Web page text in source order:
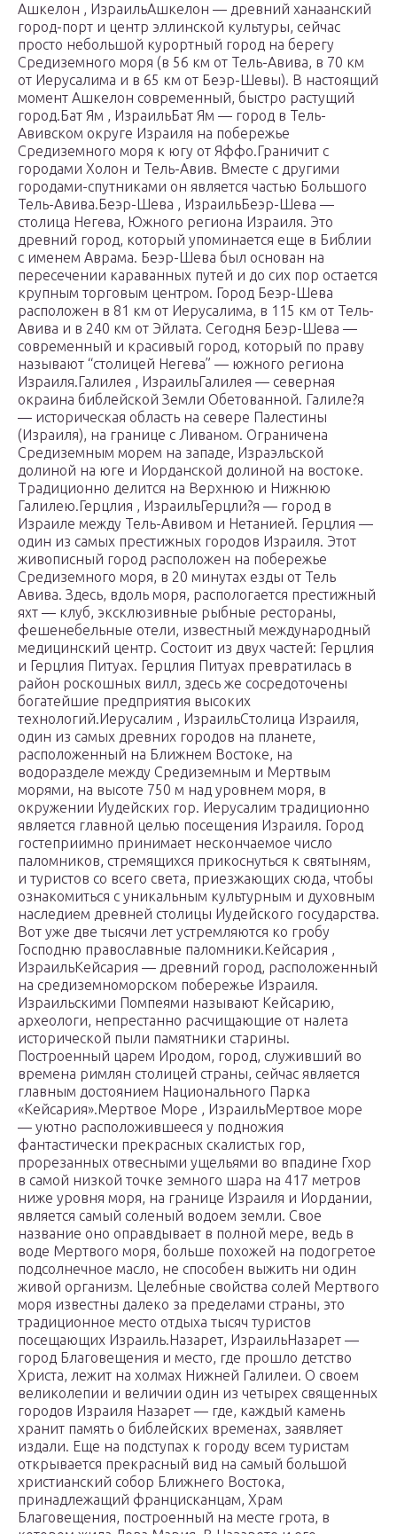
Ашкелон , ИзраильАшкелон — древний ханаанский
город-порт и центр эллинской культуры, сейчас
просто небольшой курортный город на берегу
Средиземного моря (в 56 км от Тель-Авива, в 70 км
от Иерусалима и в 65 км от Беэр-Шевы). В настоящий
момент Ашкелон современный, быстро растущий
город.Бат Ям , ИзраильБат Ям — город в Тель-
Авивском округе Израиля на побережье
Средиземного моря к югу от Яффо.Граничит с
городами Холон и Тель-Авив. Вместе с другими
городами-спутниками он является частью Большого
Тель-Авива.Беэр-Шева , ИзраильБеэр-Шева —
столица Негева, Южного региона Израиля. Это
древний город, который упоминается еще в Библии
с именем Аврама. Беэр-Шева был основан на
пересечении караванных путей и до сих пор остается
крупным торговым центром. Город Беэр-Шева
расположен в 81 км от Иерусалима, в 115 км от Тель-
Авива и в 240 км от Эйлата. Сегодня Беэр-Шева —
современный и красивый город, который по праву
называют “столицей Негева” — южного региона
Израиля.Галилея , ИзраильГалилея — северная
окраина библейской Земли Обетованной. Галиле?я
— историческая область на севере Палестины
(Израиля), на границе с Ливаном. Ограничена
Средиземным морем на западе, Израэльской
долиной на юге и Иорданской долиной на востоке.
Традиционно делится на Верхнюю и Нижнюю
Галилею.Герцлия , ИзраильГерцли?я — город в
Израиле между Тель-Авивом и Нетанией. Герцлия —
один из самых престижных городов Израиля. Этот
живописный город расположен на побережье
Средиземного моря, в 20 минутах езды от Тель
Авива. Здесь, вдоль моря, распологается престижный
яхт — клуб, эксклюзивные рыбные рестораны,
фешенебельные отели, известный международный
медицинский центр. Состоит из двух частей: Герцлия
и Герцлия Питуах. Герцлия Питуах превратилась в
район роскошных вилл, здесь же сосредоточены
богатейшие предприятия высоких
технологий.Иерусалим , ИзраильCтолица Израиля,
один из самых древних городов на планете,
расположенный на Ближнем Востоке, на
водоразделе между Средиземным и Мертвым
морями, на высоте 750 м над уровнем моря, в
окружении Иудейских гор. Иерусалим традиционно
является главной целью посещения Израиля. Город
гостеприимно принимает нескончаемое число
паломников, стремящихся прикоснуться к святыням,
и туристов со всего света, приезжающих сюда, чтобы
ознакомиться с уникальным культурным и духовным
наследием древней столицы Иудейского государства.
Вот уже две тысячи лет устремляются ко гробу
Господню православные паломники.Кейсария ,
ИзраильКейсария — древний город, расположенный
на средиземноморском побережье Израиля.
Израильскими Помпеями называют Кейсарию,
археологи, непрестанно расчищающие от налета
исторической пыли памятники старины.
Построенный царем Иродом, город, служивший во
времена римлян столицей страны, сейчас является
главным достоянием Национального Парка
«Кейсария».Мертвое Море , ИзраильМертвое море
— уютно расположившееся у подножия
фантастически прекрасных скалистых гор,
прорезанных отвесными ущельями во впадине Гхор
в самой низкой точке земного шара на 417 метров
ниже уровня моря, на границе Израиля и Иордании,
является самый соленый водоем земли. Свое
название оно оправдывает в полной мере, ведь в
воде Мертвого моря, больше похожей на подогретое
подсолнечное масло, не способен выжить ни один
живой организм. Целебные свойства солей Мертвого
моря известны далеко за пределами страны, это
традиционное место отдыха тысяч туристов
посещающих Израиль.Назарет, ИзраильНазарет —
город Благовещения и место, где прошло детство
Христа, лежит на холмах Нижней Галилеи. О своем
великолепии и величии один из четырех священных
городов Израиля Назарет — где, каждый камень
хранит память о библейских временах, заявляет
издали. Еще на подступах к городу всем туристам
открывается прекрасный вид на самый большой
христианский собор Ближнего Востока,
принадлежащий францисканцам, Храм
Благовещения, построенный на месте грота, в